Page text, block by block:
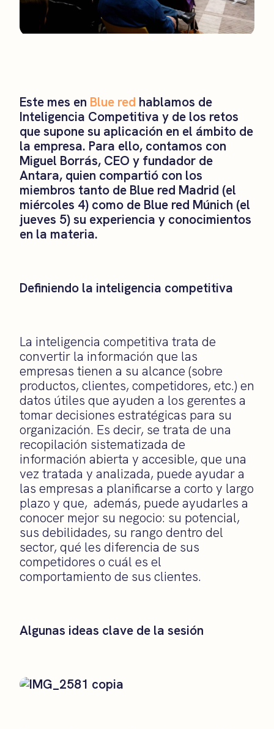
Este mes en Blue red hablamos de
Inteligencia Competitiva y de los retos
que supone su aplicación en el ámbito de
la empresa. Para ello, contamos con
Miguel Borrás, CEO y fundador de
Antara, quien compartió con los
miembros tanto de Blue red Madrid (el
miércoles 4) como de Blue red Múnich (el
jueves 5) su experiencia y conocimientos
en la materia.
Definiendo la inteligencia competitiva
La inteligencia competitiva trata de
convertir la información que las
empresas tienen a su alcance (sobre
productos, clientes, competidores, etc.) en
datos útiles que ayuden a los gerentes a
tomar decisiones estratégicas para su
organización. Es decir, se trata de una
recopilación sistematizada de
información abierta y accesible, que una
vez tratada y analizada, puede ayudar a
las empresas a planificarse a corto y largo
plazo y que, además, puede ayudarles a
conocer mejor su negocio: su potencial,
sus debilidades, su rango dentro del
sector, qué les diferencia de sus
competidores o cuál es el
comportamiento de sus clientes.
Algunas ideas clave de la sesión